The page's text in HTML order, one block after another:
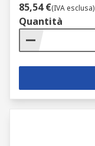
85,54 €(IVA esclusa)
Quantità